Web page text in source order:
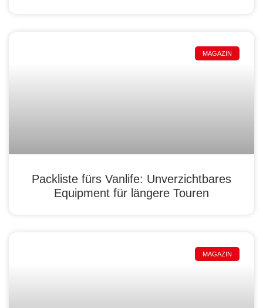
MAGAZIN
Packliste fürs Vanlife: Unverzichtbares
Equipment für längere Touren
MAGAZIN